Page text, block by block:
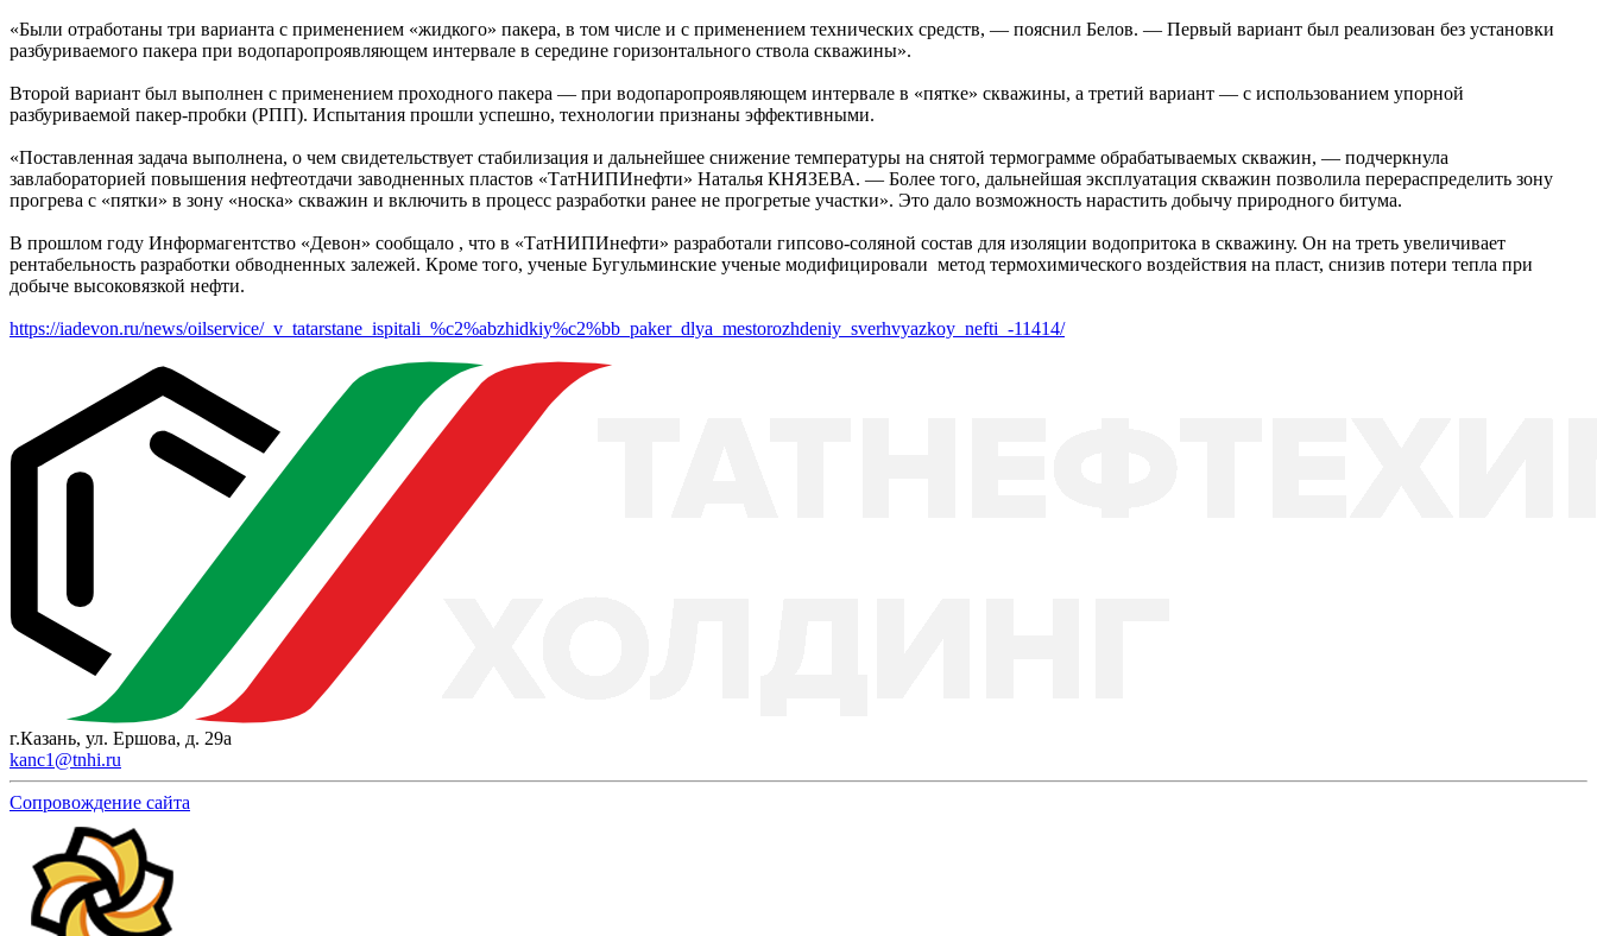
«Были отработаны три варианта с применением «жидкого» пакера, в том числе и с применением технических средств, — пояснил Белов. — Первый вариант был реализован без установки
разбуриваемого пакера при водопаропроявляющем интервале в середине горизонтального ствола скважины».
Второй вариант был выполнен с применением проходного пакера — при водопаропроявляющем интервале в «пятке» скважины, а третий вариант — с использованием упорной
разбуриваемой пакер-пробки (РПП). Испытания прошли успешно, технологии признаны эффективными.
«Поставленная задача выполнена, о чем свидетельствует стабилизация и дальнейшее снижение температуры на снятой термограмме обрабатываемых скважин, — подчеркнула
завлабораторией повышения нефтеотдачи заводненных пластов «ТатНИПИнефти» Наталья КНЯЗЕВА. — Более того, дальнейшая эксплуатация скважин позволила перераспределить зону
прогрева с «пятки» в зону «носка» скважин и включить в процесс разработки ранее не прогретые участки». Это дало возможность нарастить добычу природного битума.
В прошлом году Информагентство «Девон» сообщало , что в «ТатНИПИнефти» разработали гипсово-соляной состав для изоляции водопритока в скважину. Он на треть увеличивает
рентабельность разработки обводненных залежей. Кроме того, ученые Бугульминские ученые модифицировали метод термохимического воздействия на пласт, снизив потери тепла при
добыче высоковязкой нефти.
https://iadevon.ru/news/oilservice/_v_tatarstane_ispitali_%c2%abzhidkiy%c2%bb_paker_dlya_mestorozhdeniy_sverhvyazkoy_nefti_-11414/
г.Казань, ул. Ершова, д. 29а
kanc1@tnhi.ru
Сопровождение сайта